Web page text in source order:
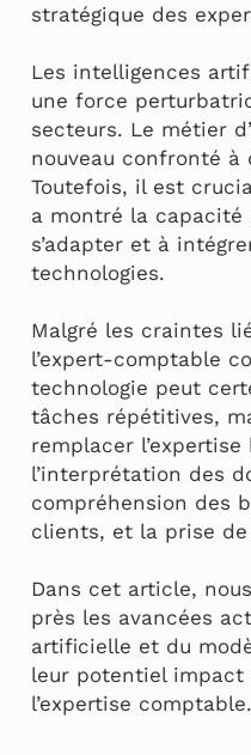
stratégique des
Les intelligences
une force
secteurs. Le métier
nouveau confronté à
Toutefois, il est
a montré la
s’adapter et à
technologies.
Malgré les craintes
l’expert-comptable
technologie peut
tâches répétitives,
remplacer
l’interprétation des
compréhension des
clients, et la prise
Dans cet article,
près les avancées
artificielle et du
leur potentiel impact
l’expertise comptable.